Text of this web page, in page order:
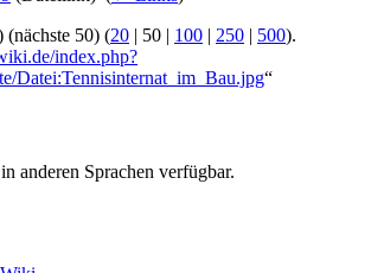
(nächste 50) (20 | 50 | 100 | 250 | 500).
index.php?
Datei:Tennisinternat_im_Bau.jpg“
anderen Sprachen verfügbar.